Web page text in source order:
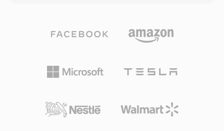
元するロスレス圧縮、依存関係なしのデコーディ
ングのために各ファイルに埋め込まれた自己完結
Macサウンドアーカイブでの歴史的な普及です。
ンネルにより高いデータ予算を割り当て、より繊
保存します。この形式はサブバンドADPCMとベ
クトル量子化を組み合わせてオーディオをエンコ
成します。拡張バリアントのDTS-HD Master